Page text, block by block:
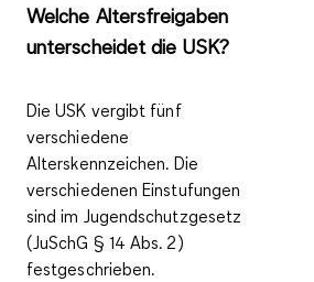
Welche Altersfreigaben
unterscheidet die USK?
Die USK vergibt fünf
verschiedene
Alterskennzeichen. Die
verschiedenen Einstufungen
sind im Jugendschutzgesetz
(JuSchG § 14 Abs. 2)
festgeschrieben.